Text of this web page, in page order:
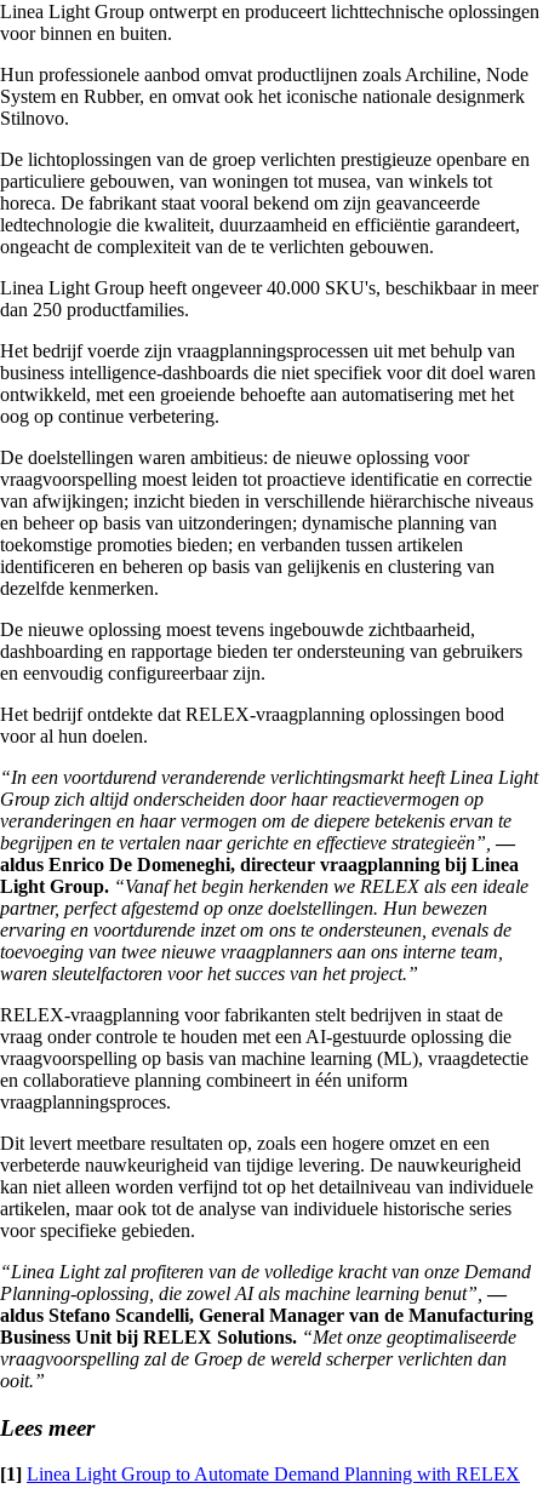
Linea Light Group ontwerpt en produceert lichttechnische oplossingen
voor binnen en buiten.
Hun professionele aanbod omvat productlijnen zoals Archiline, Node
System en Rubber, en omvat ook het iconische nationale designmerk
Stilnovo.
De lichtoplossingen van de groep verlichten prestigieuze openbare en
particuliere gebouwen, van woningen tot musea, van winkels tot
horeca. De fabrikant staat vooral bekend om zijn geavanceerde
ledtechnologie die kwaliteit, duurzaamheid en efficiëntie garandeert,
ongeacht de complexiteit van de te verlichten gebouwen.
Linea Light Group heeft ongeveer 40.000 SKU's, beschikbaar in meer
dan 250 productfamilies.
Het bedrijf voerde zijn vraagplanningsprocessen uit met behulp van
business intelligence-dashboards die niet specifiek voor dit doel waren
ontwikkeld, met een groeiende behoefte aan automatisering met het
oog op continue verbetering.
De doelstellingen waren ambitieus: de nieuwe oplossing voor
vraagvoorspelling moest leiden tot proactieve identificatie en correctie
van afwijkingen; inzicht bieden in verschillende hiërarchische niveaus
en beheer op basis van uitzonderingen; dynamische planning van
toekomstige promoties bieden; en verbanden tussen artikelen
identificeren en beheren op basis van gelijkenis en clustering van
dezelfde kenmerken.
De nieuwe oplossing moest tevens ingebouwde zichtbaarheid,
dashboarding en rapportage bieden ter ondersteuning van gebruikers
en eenvoudig configureerbaar zijn.
Het bedrijf ontdekte dat RELEX-vraagplanning oplossingen bood
voor al hun doelen.
“In een voortdurend veranderende verlichtingsmarkt heeft Linea Light
Group zich altijd onderscheiden door haar reactievermogen op
veranderingen en haar vermogen om de diepere betekenis ervan te
begrijpen en te vertalen naar gerichte en effectieve strategieën”, —
aldus Enrico De Domeneghi, directeur vraagplanning bij Linea
Light Group. “Vanaf het begin herkenden we RELEX als een ideale
partner, perfect afgestemd op onze doelstellingen. Hun bewezen
ervaring en voortdurende inzet om ons te ondersteunen, evenals de
toevoeging van twee nieuwe vraagplanners aan ons interne team,
waren sleutelfactoren voor het succes van het project.”
RELEX-vraagplanning voor fabrikanten stelt bedrijven in staat de
vraag onder controle te houden met een AI-gestuurde oplossing die
vraagvoorspelling op basis van machine learning (ML), vraagdetectie
en collaboratieve planning combineert in één uniform
vraagplanningsproces.
Dit levert meetbare resultaten op, zoals een hogere omzet en een
verbeterde nauwkeurigheid van tijdige levering. De nauwkeurigheid
kan niet alleen worden verfijnd tot op het detailniveau van individuele
artikelen, maar ook tot de analyse van individuele historische series
voor specifieke gebieden.
“Linea Light zal profiteren van de volledige kracht van onze Demand
Planning-oplossing, die zowel AI als machine learning benut”, —
aldus Stefano Scandelli, General Manager van de Manufacturing
Business Unit bij RELEX Solutions. “Met onze geoptimaliseerde
vraagvoorspelling zal de Groep de wereld scherper verlichten dan
ooit.”
Lees meer
[1] Linea Light Group to Automate Demand Planning with RELEX